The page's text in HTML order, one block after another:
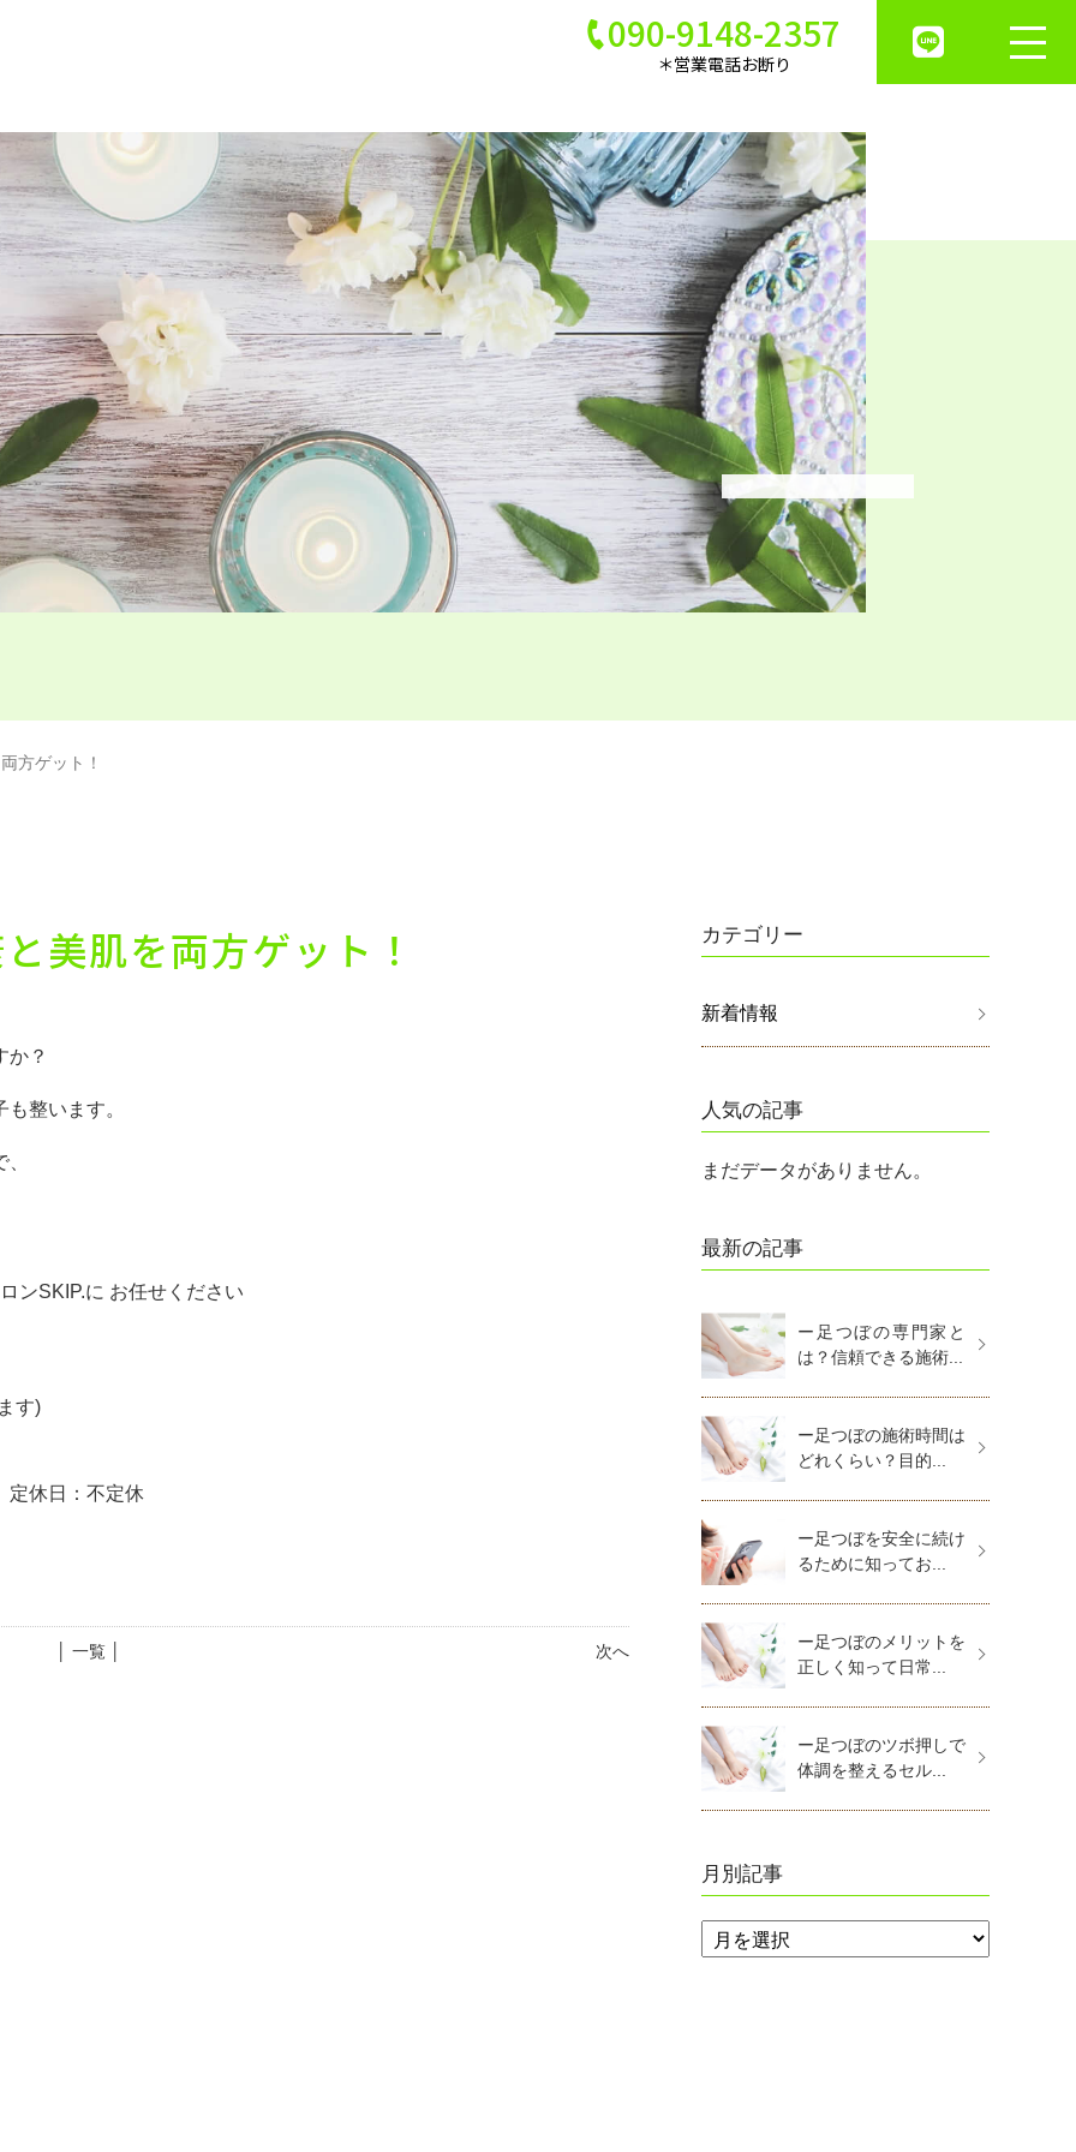
090-9148-2357
＊営業電話お断り
方ゲット！
美肌を両方ゲット！
か？
整います。
ンSKIP.に お任せください
す)
休日：不定休
次へ
│ 一覧 │
カテゴリー
新着情報
人気の記事
まだデータがありません。
最新の記事
ー足つぼの専門家と
は？信頼できる施術...
ー足つぼの施術時間は
どれくらい？目的...
ー足つぼを安全に続け
るために知ってお...
ー足つぼのメリットを
正しく知って日常...
ー足つぼのツボ押しで
体調を整えるセル...
月別記事